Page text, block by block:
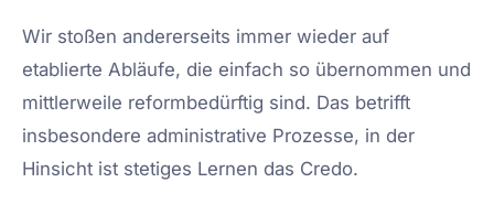
Wir stoßen andererseits immer wieder auf
etablierte Abläufe, die einfach so übernommen und
mittlerweile reformbedürftig sind. Das betrifft
insbesondere administrative Prozesse, in der
Hinsicht ist stetiges Lernen das Credo.